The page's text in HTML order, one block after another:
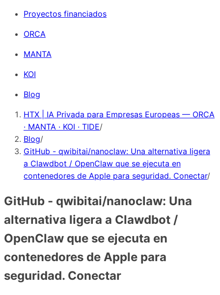
Proyectos financiados
ORCA
MANTA
KOI
Blog
HTX | IA Privada para Empresas Europeas — ORCA
· MANTA · KOI · TIDE/
Blog/
GitHub - qwibitai/nanoclaw: Una alternativa ligera
a Clawdbot / OpenClaw que se ejecuta en
contenedores de Apple para seguridad. Conectar/
GitHub - qwibitai/nanoclaw: Una
alternativa ligera a Clawdbot /
OpenClaw que se ejecuta en
contenedores de Apple para
seguridad. Conectar